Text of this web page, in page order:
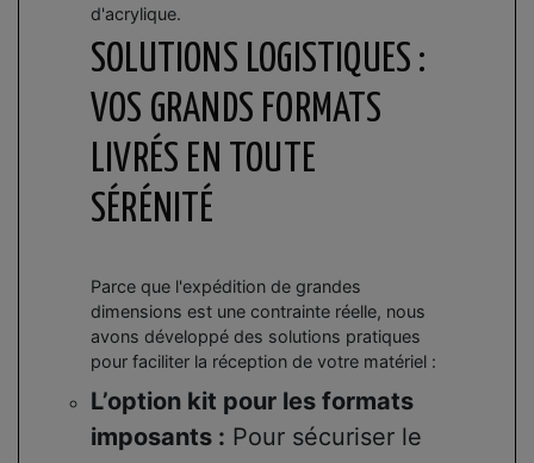
d'acrylique.
SOLUTIONS LOGISTIQUES :
VOS GRANDS FORMATS
LIVRÉS EN TOUTE
SÉRÉNITÉ
Parce que l'expédition de grandes
dimensions est une contrainte réelle, nous
avons développé des solutions pratiques
pour faciliter la réception de votre matériel :
L’option kit pour les formats
imposants : Pour sécuriser le